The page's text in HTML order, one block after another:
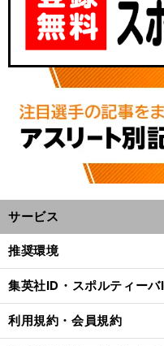
サービス
推奨環境
集英社ID・スポルティーバ
利用規約・会員規約